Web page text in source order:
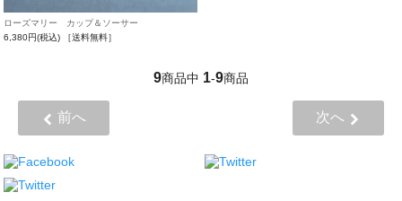
ローズマリー カップ＆ソーサー
6,380円(税込)
［送料無料］
9商品中 1-9商品
前へ 次へ